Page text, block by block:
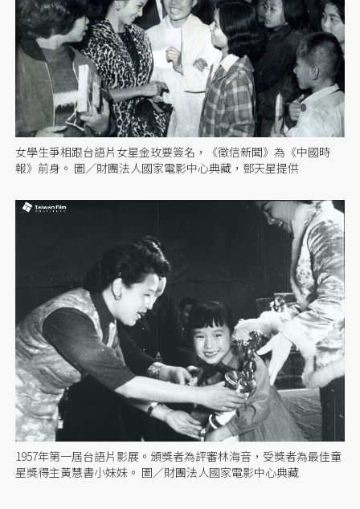
女學生爭相跟台語片女星金玫要簽名，《徵信新聞》為《中國時
報》前身。 圖／財團法人國家電影中心典藏，鄧天星提供
1957年第一屆台語片影展。頒獎者為評審林海音，受獎者為最佳童
星獎得主黃慧書小妹妹。 圖／財團法人國家電影中心典藏